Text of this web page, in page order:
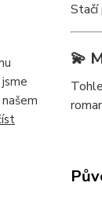
Stačí
💫